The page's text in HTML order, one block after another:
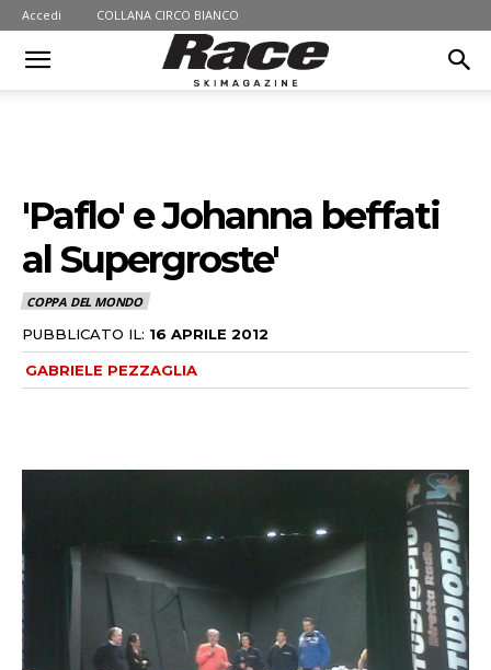
Accedi COLLANA CIRCO BIANCO
'Paflo' e Johanna beffati
al Supergroste'
COPPA DEL MONDO
PUBBLICATO IL: 16 APRILE 2012
GABRIELE PEZZAGLIA